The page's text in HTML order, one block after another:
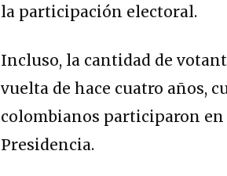
la participación electoral.
Incluso, la cantidad de
vuelta de hace cuatro años,
colombianos participaron en
Presidencia.